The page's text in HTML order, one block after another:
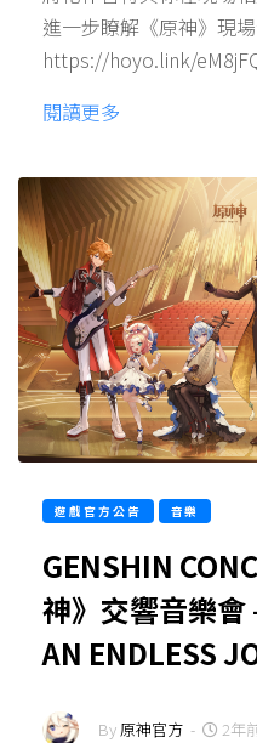
進一步瞭解《原神》現
https://hoyo.link/
閱讀更多
遊戲官方公告 音樂
GENSHIN
神》交響音樂會
AN ENDLESS
By原神官方 - 2年